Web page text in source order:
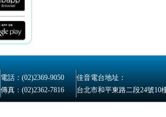
電話：(02)2369-9050
佳音電台地址：
傳真：(02)2362-7816
台北市和平東路二段24號10